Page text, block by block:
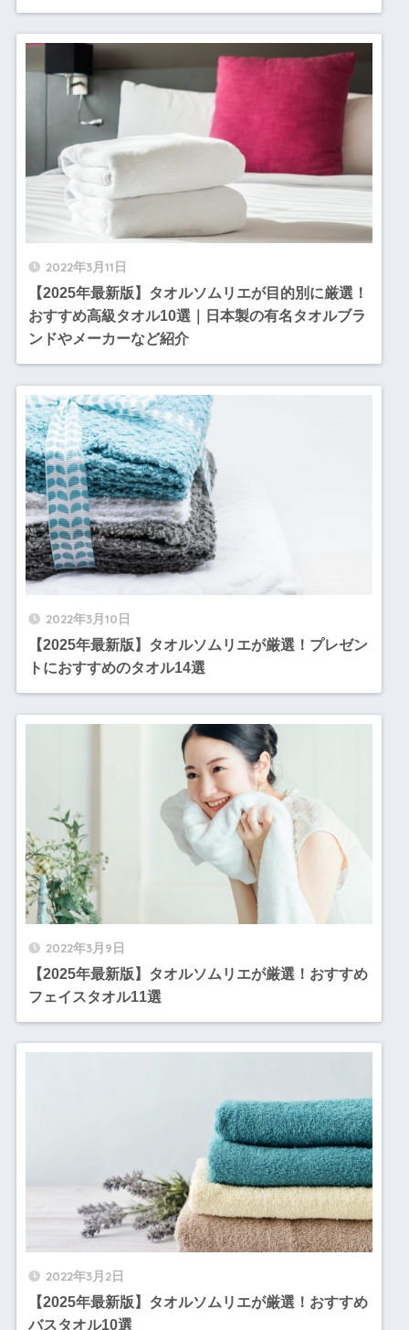
2022年3月11日
【2025年最新版】タオルソムリエが目的別に厳選！
おすすめ高級タオル10選｜日本製の有名タオルブラ
ンドやメーカーなど紹介
2022年3月10日
【2025年最新版】タオルソムリエが厳選！プレゼン
トにおすすめのタオル14選
2022年3月9日
【2025年最新版】タオルソムリエが厳選！おすすめ
フェイスタオル11選
2022年3月2日
【2025年最新版】タオルソムリエが厳選！おすすめ
バスタオル10選